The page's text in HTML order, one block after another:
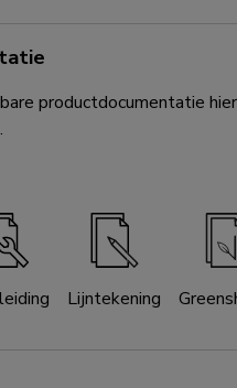
productdocumentatie
.
Lijntekening